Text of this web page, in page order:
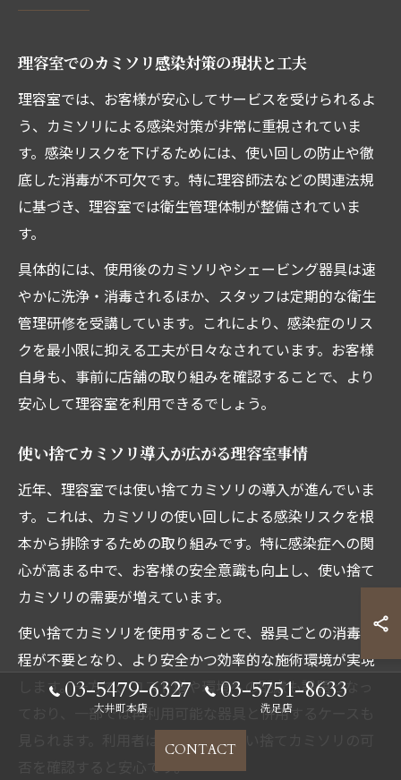
理容室でのカミソリ感染対策の現状と工夫
理容室では、お客様が安心してサービスを受けられるよ
う、カミソリによる感染対策が非常に重視されていま
す。感染リスクを下げるためには、使い回しの防止や徹
底した消毒が不可欠です。特に理容師法などの関連法規
に基づき、理容室では衛生管理体制が整備されていま
す。
具体的には、使用後のカミソリやシェービング器具は速
やかに洗浄・消毒されるほか、スタッフは定期的な衛生
管理研修を受講しています。これにより、感染症のリス
クを最小限に抑える工夫が日々なされています。お客様
自身も、事前に店舗の取り組みを確認することで、より
安心して理容室を利用できるでしょう。
使い捨てカミソリ導入が広がる理容室事情
近年、理容室では使い捨てカミソリの導入が進んでいま
す。これは、カミソリの使い回しによる感染リスクを根
本から排除するための取り組みです。特に感染症への関
心が高まる中で、お客様の安全意識も向上し、使い捨て
カミソリの需要が増えています。
使い捨てカミソリを使用することで、器具ごとの消毒工
程が不要となり、より安全かつ効率的な施術環境が実現
します。一方で、コスト増や環境への配慮も課題となっ
ており、一部では再利用可能な器具と併用するケースも
見られます。利用者は、施術前に使い捨てカミソリの可
否を確認すると安心です。
03-5479-6327
大井町本店
03-5751-8633
洗足店
CONTACT